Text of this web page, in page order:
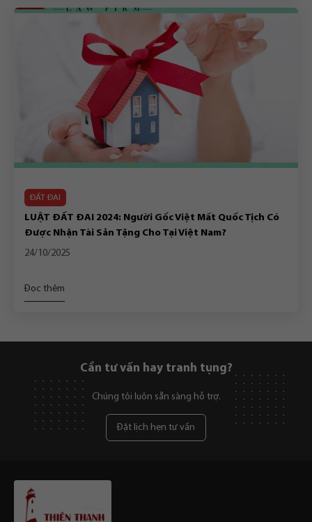
ĐẤT ĐAI
LUẬT ĐẤT ĐAI 2024: Người Gốc Việt Mất Quốc Tịch Có
Được Nhận Tài Sản Tặng Cho Tại Việt Nam?
24/10/2025
Đọc thêm
Cần tư vấn hay tranh tụng?
Chúng tôi luôn sẵn sàng hỗ trợ.
Đặt lịch hẹn tư vấn